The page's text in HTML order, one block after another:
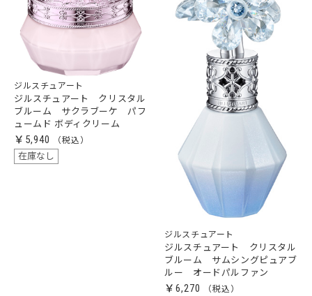
ジルスチュアート
ジルスチュアート クリスタル
ブルーム サクラブーケ パフ
ュームド ボディクリーム
￥5,940
在庫なし
ジルスチュアート
ジルスチュアート クリスタル
ブルーム サムシングピュアブ
ルー オードパルファン
￥6,270